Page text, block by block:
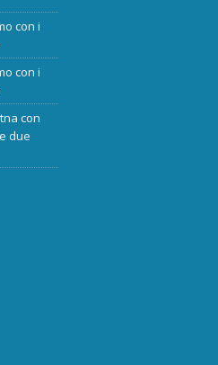
con i
con i
con
due